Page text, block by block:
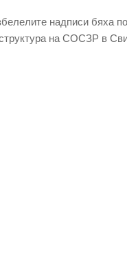
надписи бяха
на СОСЗР в